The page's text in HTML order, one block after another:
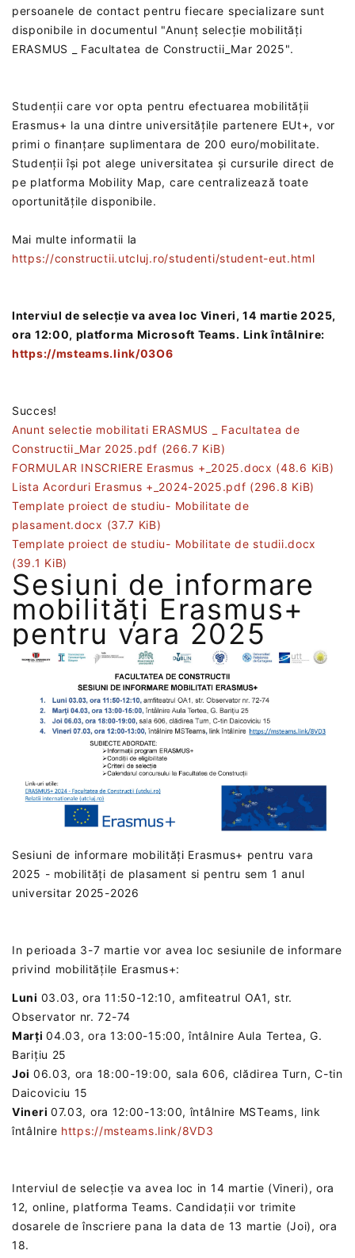
persoanele de contact pentru fiecare specializare sunt
disponibile in documentul "Anunț selecție mobilități
ERASMUS _ Facultatea de Constructii_Mar 2025".
Studenții care vor opta pentru efectuarea mobilității
Erasmus+ la una dintre universitățile partenere EUt+, vor
primi o finanțare suplimentara de 200 euro/mobilitate.
Studenții își pot alege universitatea și cursurile direct de
pe platforma Mobility Map, care centralizează toate
oportunitățile disponibile.
Mai multe informatii la
https://constructii.utcluj.ro/studenti/student-eut.html
Interviul de selecție va avea loc Vineri, ‎14 martie 2025,
ora 12:00, platforma Microsoft Teams.‎ Link întâlnire:
https://msteams.link/03O6‎
Succes!
Anunt selectie mobilitati ERASMUS _ Facultatea de
Constructii_Mar 2025.pdf (266.7 KiB)
FORMULAR INSCRIERE Erasmus +_2025.docx (48.6 KiB)
Lista Acorduri Erasmus +_2024-2025.pdf (296.8 KiB)
Template proiect de studiu- Mobilitate de
plasament.docx (37.7 KiB)
Template proiect de studiu- Mobilitate de studii.docx
(39.1 KiB)
Sesiuni de informare
mobilități Erasmus+
pentru vara 2025
Sesiuni de informare mobilități Erasmus+ pentru vara
2025 - mobilități de plasament si pentru sem 1 anul
universitar 2025-2026
In perioada 3-7 martie vor avea loc sesiunile de informare
privind mobilitățile Erasmus+:
Luni 03.03, ora 11:50-12:10, amfiteatrul OA1, str.
Observator nr. 72-74
Marți04.03, ora 13:00-15:00, întâlnire Aula Tertea, G.
Barițiu 25
Joi 06.03, ora 18:00-19:00, sala 606, clădirea Turn, C-tin
Daicoviciu 15
Vineri 07.03, ora 12:00-13:00, întâlnire MSTeams, link
întâlnire https://msteams.link/8VD3
Interviul de selecție va avea loc in 14 martie (Vineri), ora
12, online, platforma Teams. Candidații vor trimite
dosarele de înscriere pana la data de 13 martie (Joi), ora
18.